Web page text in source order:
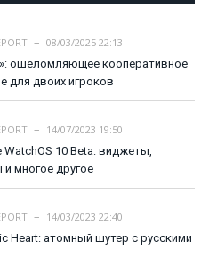
08/03/2025 22:13
ошеломляющее кооперативное
для двоих игроков
14/07/2023 19:50
10 Beta: виджеты,
многое другое
14/03/2023 22:40
Heart: атомный шутер с русскими